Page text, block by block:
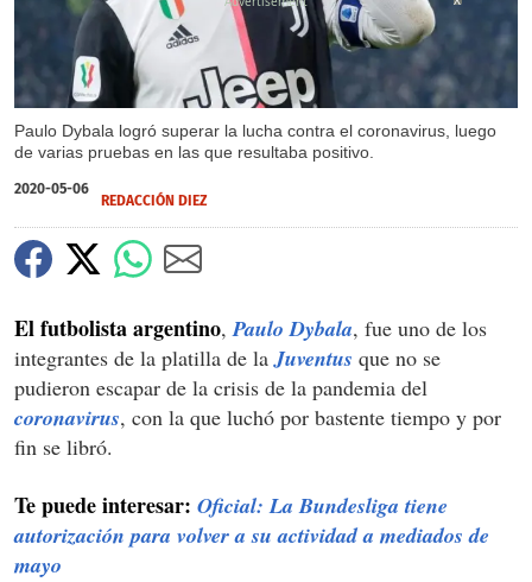
Paulo Dybala logró superar la lucha contra el coronavirus, luego
de varias pruebas en las que resultaba positivo.
2020-05-06
REDACCIÓN DIEZ
El futbolista argentino,Paulo Dybala, fue uno de los
integrantes de la platilla de laJuventus que no se
pudieron escapar de la crisis de la pandemia del
coronavirus, con la que luchó por bastente tiempo y por
fin se libró.
Te puede interesar: Oficial: La Bundesliga tiene
autorización para volver a su actividad a mediados de
mayo